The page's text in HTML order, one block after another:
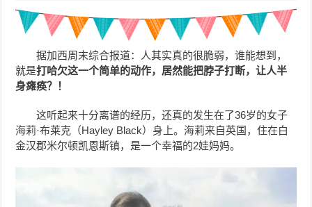
据加西周末综合报道：人其实真的很脆弱，谁能想到，
就是打哈欠这一个简单的动作，居然能把脖子打断，让人半
身瘫痪？！
这听起来十分离谱的经历，还真的发生在了36岁的女子
海莉·布莱克（Hayley Black）身上。海莉来自英国，住在白
金汉郡米尔顿凯恩斯镇，是一个幸福的2娃妈妈。